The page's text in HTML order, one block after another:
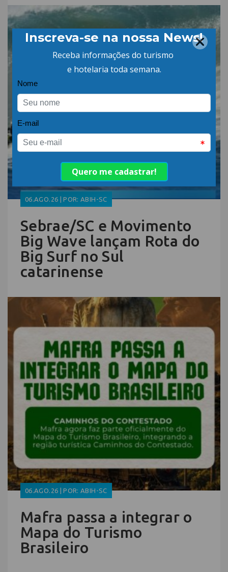
06.AGO.26 | POR: ABIH-SC
Sebrae/SC e Movimento
Big Wave lançam Rota do
Big Surf no Sul
catarinense
06.AGO.26 | POR: ABIH-SC
Mafra passa a integrar o
Mapa do Turismo
Brasileiro